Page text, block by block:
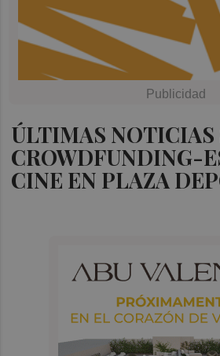
ÚLTIMAS NOTICIAS
CROWDFUNDING-
CINE EN PLAZA